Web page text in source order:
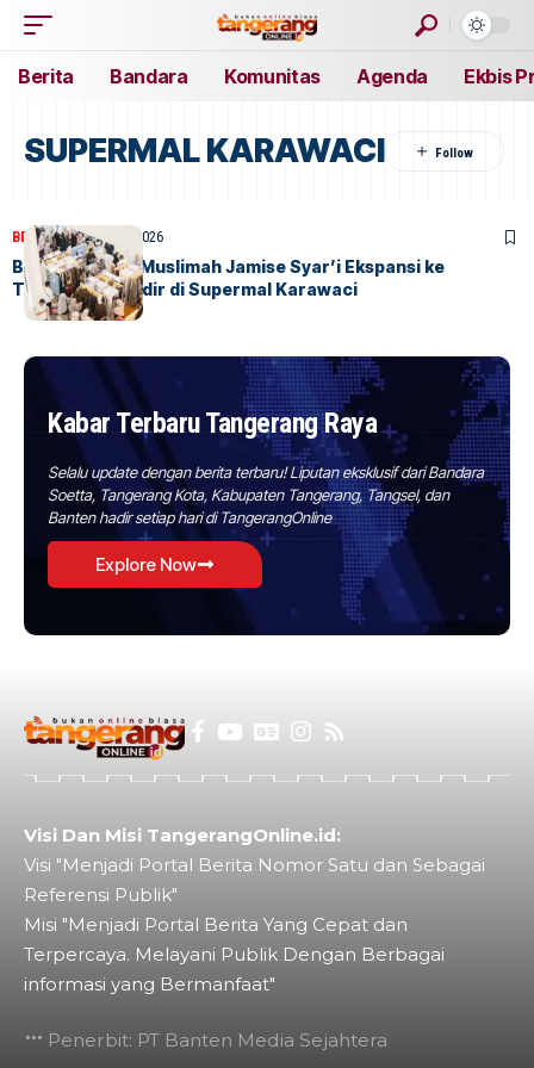
Berita Bandara Komunitas Agenda Ekbis
SUPERMAL KARAWACI
BERITAHOME6 Juli, 2026
Brand Fashion Muslimah Jamise Syar’i Ekspansi ke
Tangerang, Hadir di Supermal Karawaci
Kabar Terbaru Tangerang Raya
Selalu update dengan berita terbaru! Liputan eksklusif dari Bandara
Soetta, Tangerang Kota, Kabupaten Tangerang, Tangsel, dan
Banten hadir setiap hari di TangerangOnline
Explore Now
Visi Dan Misi TangerangOnline.id:
Visi "Menjadi Portal Berita Nomor Satu dan Sebagai
Referensi Publik"
Misi "Menjadi Portal Berita Yang Cepat dan
Terpercaya. Melayani Publik Dengan Berbagai
informasi yang Bermanfaat"
Penerbit: PT Banten Media Sejahtera